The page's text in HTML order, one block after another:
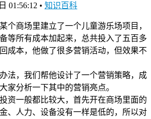
01:56:12 • 知识百科
个商场里建立了一个儿童游乐场项目，
等所有成本加起来，总共投入了五百多
成本，他做了很多营销活动，但效果不
法，我们帮他设计了一个营销策略，成
家分析一下其中的营销亮点。
资一般都比较大，首先开在商场里面的
、人力、设备没有一样是低的，所以对